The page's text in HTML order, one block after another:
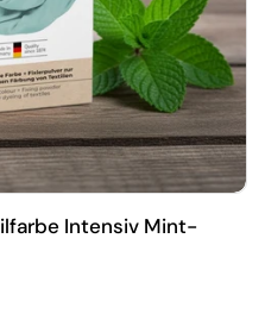
Intensiv Mint-